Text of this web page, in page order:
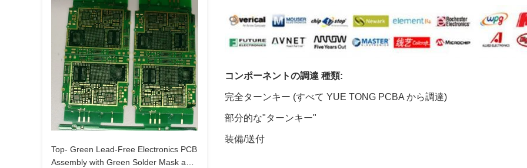
Top- Green Lead-Free Electronics PCB
Assembly with Green Solder Mask and
コンポーネントの調達 種類:
完全ターンキー (すべて YUE TONG PCBA から調達)
部分的な"ターンキー"
装備/送付